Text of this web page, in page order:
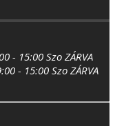
- 15:00 Szo ZÁRVA
- 15:00 Szo ZÁRVA